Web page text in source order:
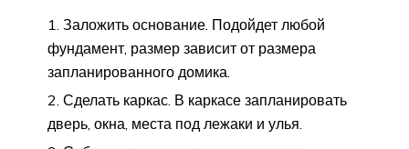
Заложить основание. Подойдет любой
фундамент, размер зависит от размера
запланированного домика.
Сделать каркас. В каркасе запланировать
дверь, окна, места под лежаки и улья.